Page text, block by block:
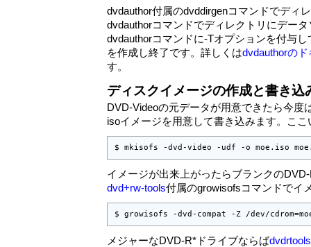
dvdauthor付属のdvddirgenコマンドでディ
dvdauthorコマンドでディレクトリにデー
dvdauthorコマンドに-Tオプションを付与し
を作成し終了です。詳しくはdvdauthorの
す。
ディスクイメージの作成と書き込
DVD-Videoの元データが用意できたら今度
isoイメージを用意して書き込みます。こ
$ mkisofs -dvd-video -udf -o moe.iso
イメージが出来上がったらブランクの
dvd+rw-tools付属のgrowisofsコマンドでイ
$ growisofs -dvd-compat -Z /dev/
メジャーなDVD-R*ドライブならばdvdrtools